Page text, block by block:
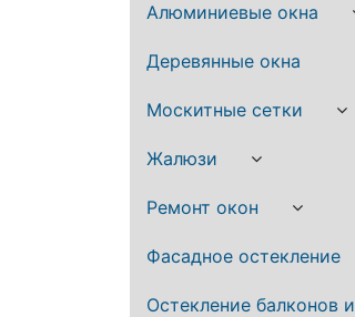
Алюминиевые окна
Деревянные окна
Москитные сетки
Жалюзи
Ремонт окон
Фасадное остекление
Остекление балконов и